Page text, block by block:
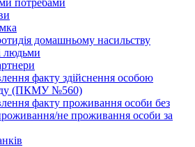
потребами
домашньому насильству
людьми
факту здійснення особою
(ПКМУ №560)
факту проживання особи без
не проживання особи за